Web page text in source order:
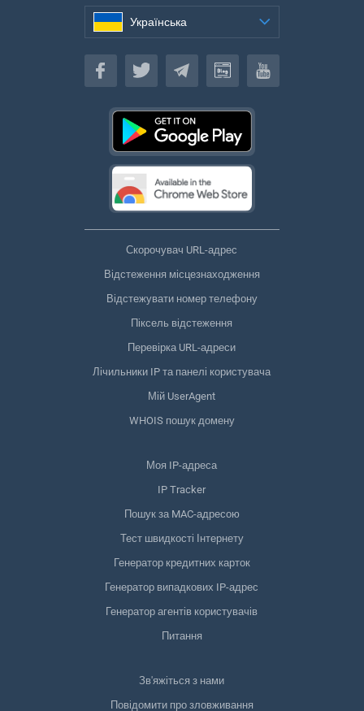
Українська
Українська
Скорочувач URL-адрес
Відстеження місцезнаходження
Відстежувати номер телефону
Піксель відстеження
Перевірка URL-адреси
Лічильники IP та панелі користувача
Мій UserAgent
WHOIS пошук домену
Моя IP-адреса
IP Tracker
Пошук за MAC-адресою
Тест швидкості Інтернету
Генератор кредитних карток
Генератор випадкових IP-адрес
Генератор агентів користувачів
Питання
Зв'яжіться з нами
Повідомити про зловживання